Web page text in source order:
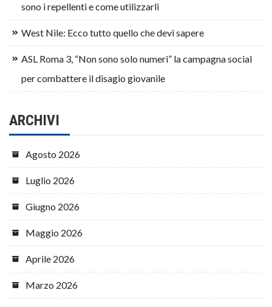
sono i repellenti e come utilizzarli
West Nile: Ecco tutto quello che devi sapere
ASL Roma 3, “Non sono solo numeri” la campagna social
per combattere il disagio giovanile
ARCHIVI
Agosto 2026
Luglio 2026
Giugno 2026
Maggio 2026
Aprile 2026
Marzo 2026